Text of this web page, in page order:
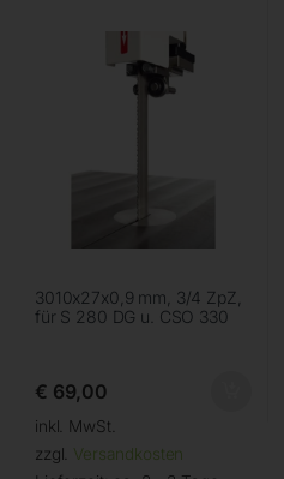
3010x27x0,9 mm, 3/4 ZpZ,
für S 280 DG u. CSO 330
€ 69,00
inkl. MwSt.
zzgl. Versandkosten